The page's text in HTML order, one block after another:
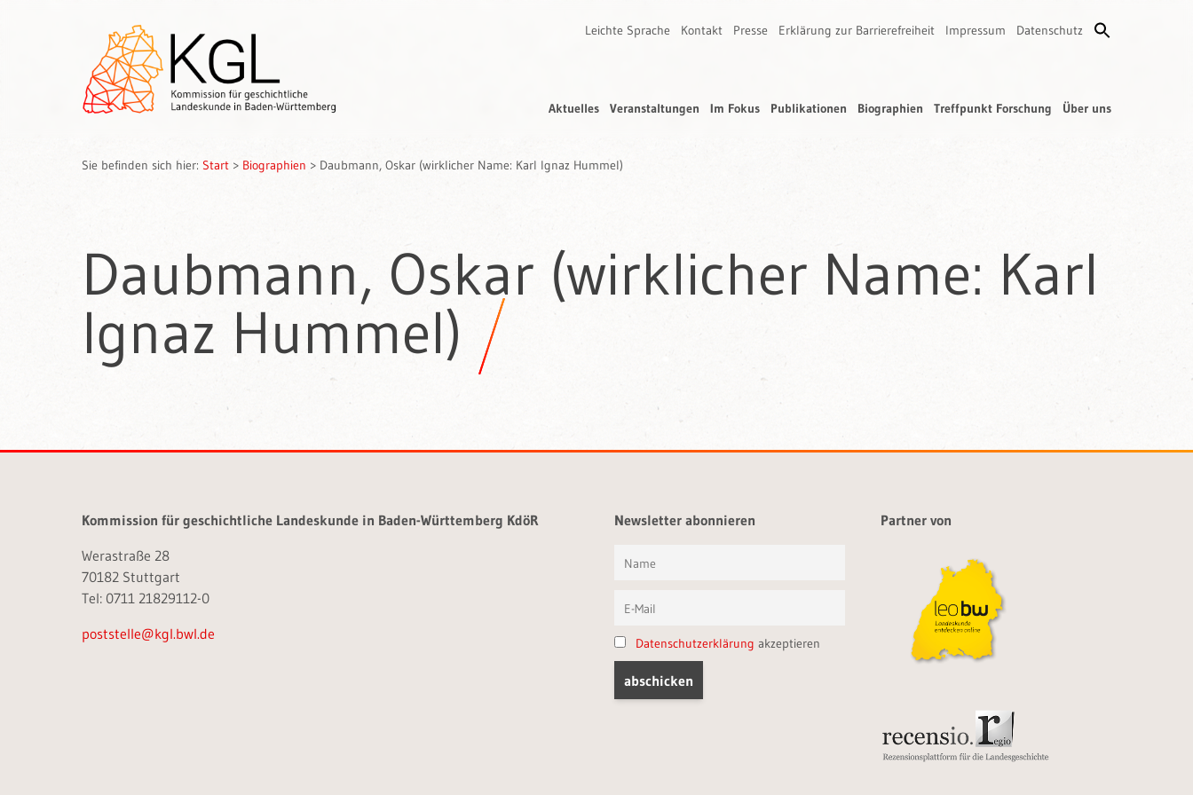
Leichte Sprache Kontakt Presse Erklärung zur Barrierefreiheit Impressum Datenschutz
Aktuelles Veranstaltungen Im Fokus Publikationen Biographien Treffpunkt Forschung Über uns
Sie befinden sich hier: Start > Biographien > Daubmann, Oskar (wirklicher Name: Karl Ignaz Hummel)
Daubmann, Oskar (wirklicher Name: Karl
Ignaz Hummel)
Kommission für geschichtliche Landeskunde in Baden-Württemberg KdöR
Werastraße 28
70182 Stuttgart
Tel: 0711 21829112-0
poststelle@kgl.bwl.de
Newsletter abonnieren
Datenschutzerklärung akzeptieren
Partner von